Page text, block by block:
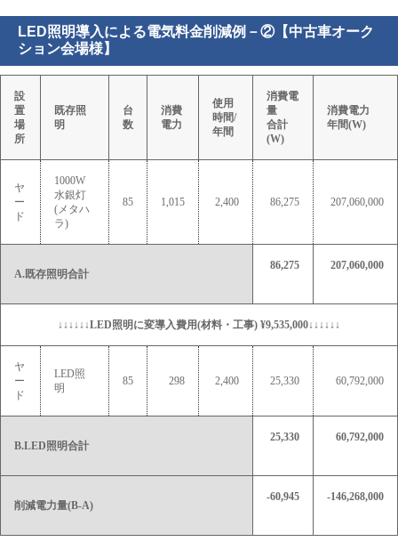
LED照明導入による電気料金削減例－②【中古車オーク
ション会場様】
設
置
場
所
既存照
明
台
数
消費
電力
使用
時間/
年間
消費電
量
合計
(W)
消費電力
年間(W)
ヤ
ー
ド
1000W
水銀灯
(メタハ
ラ)
85 1,015 2,400 86,275 207,060,000
A.既存照明合計
86,275 207,060,000
↓↓↓↓↓↓LED照明に変導入費用(材料・工事) ¥9,535,000↓↓↓↓↓↓
ヤ
ー
ド
LED照
明
85 298 2,400 25,330 60,792,000
B.LED照明合計
25,330 60,792,000
削減電力量(B-A)
-60,945 -146,268,000